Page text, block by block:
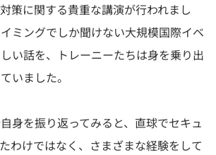
策に関する貴重な講演が行われまし
ミングでしか聞けない大規模国際イベ
い話を、トレーニーたちは身を乗り出
いました。
身を振り返ってみると、直球でセキュ
わけではなく、さまざまな経験をして